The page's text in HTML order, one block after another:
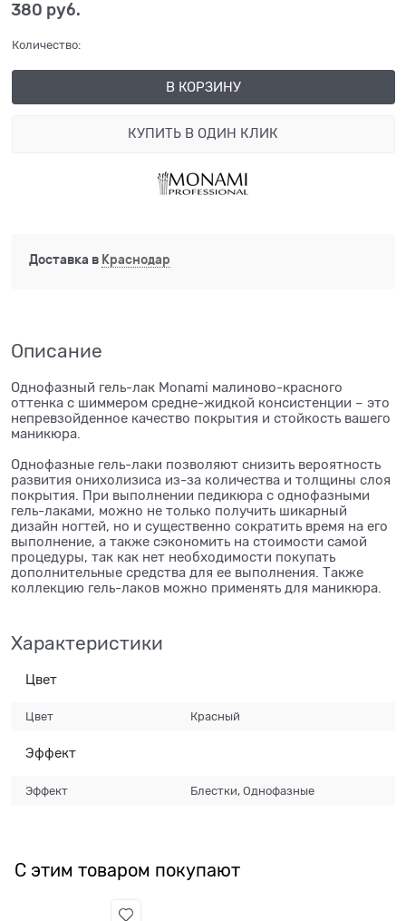
380 руб.
Количество:
В КОРЗИНУ
КУПИТЬ В ОДИН КЛИК
Доставка в Краснодар
Описание
Однофазный гель-лак Monami малиново-красного
оттенка с шиммером средне-жидкой консистенции – это
непревзойденное качество покрытия и стойкость вашего
маникюра.
Однофазные гель-лаки позволяют снизить вероятность
развития онихолизиса из-за количества и толщины слоя
покрытия. При выполнении педикюра с однофазными
гель-лаками, можно не только получить шикарный
дизайн ногтей, но и существенно сократить время на его
выполнение, а также сэкономить на стоимости самой
процедуры, так как нет необходимости покупать
дополнительные средства для ее выполнения. Также
коллекцию гель-лаков можно применять для маникюра.
Характеристики
Цвет
Цвет Красный
Эффект
Эффект Блестки, Однофазные
С этим товаром покупают